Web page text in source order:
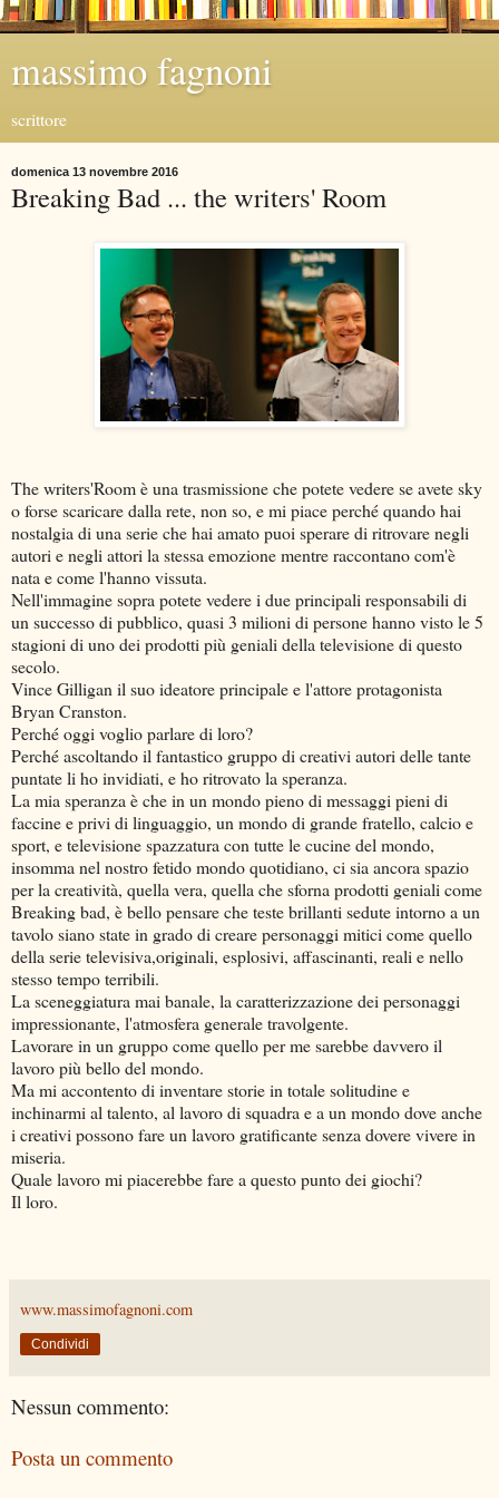
massimo fagnoni
scrittore
domenica 13 novembre 2016
Breaking Bad ... the writers' Room
The writers'Room è una trasmissione che potete vedere se avete sky
o forse scaricare dalla rete, non so, e mi piace perché quando hai
nostalgia di una serie che hai amato puoi sperare di ritrovare negli
autori e negli attori la stessa emozione mentre raccontano com'è
nata e come l'hanno vissuta.
Nell'immagine sopra potete vedere i due principali responsabili di
un successo di pubblico, quasi 3 milioni di persone hanno visto le 5
stagioni di uno dei prodotti più geniali della televisione di questo
secolo.
Vince Gilligan il suo ideatore principale e l'attore protagonista
Bryan Cranston.
Perché oggi voglio parlare di loro?
Perché ascoltando il fantastico gruppo di creativi autori delle tante
puntate li ho invidiati, e ho ritrovato la speranza.
La mia speranza è che in un mondo pieno di messaggi pieni di
faccine e privi di linguaggio, un mondo di grande fratello, calcio e
sport, e televisione spazzatura con tutte le cucine del mondo,
insomma nel nostro fetido mondo quotidiano, ci sia ancora spazio
per la creatività, quella vera, quella che sforna prodotti geniali come
Breaking bad, è bello pensare che teste brillanti sedute intorno a un
tavolo siano state in grado di creare personaggi mitici come quello
della serie televisiva,originali, esplosivi, affascinanti, reali e nello
stesso tempo terribili.
La sceneggiatura mai banale, la caratterizzazione dei personaggi
impressionante, l'atmosfera generale travolgente.
Lavorare in un gruppo come quello per me sarebbe davvero il
lavoro più bello del mondo.
Ma mi accontento di inventare storie in totale solitudine e
inchinarmi al talento, al lavoro di squadra e a un mondo dove anche
i creativi possono fare un lavoro gratificante senza dovere vivere in
miseria.
Quale lavoro mi piacerebbe fare a questo punto dei giochi?
Il loro.
www.massimofagnoni.com
Condividi
Nessun commento:
Posta un commento